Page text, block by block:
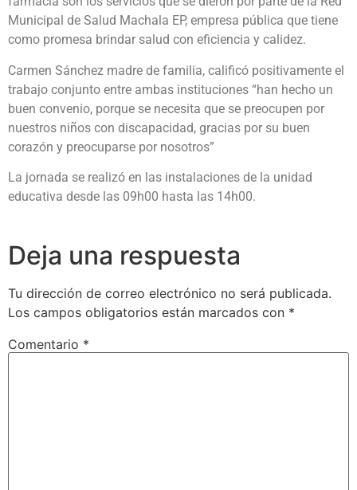
Municipal de Salud Machala EP, empresa pública que tiene
como promesa brindar salud con eficiencia y calidez.
Carmen Sánchez madre de familia, calificó positivamente el
trabajo conjunto entre ambas instituciones “han hecho un
buen convenio, porque se necesita que se preocupen por
nuestros niños con discapacidad, gracias por su buen
corazón y preocuparse por nosotros”
La jornada se realizó en las instalaciones de la unidad
educativa desde las 09h00 hasta las 14h00.
Deja una respuesta
Tu dirección de correo electrónico no será publicada.
Los campos obligatorios están marcados con *
Comentario *